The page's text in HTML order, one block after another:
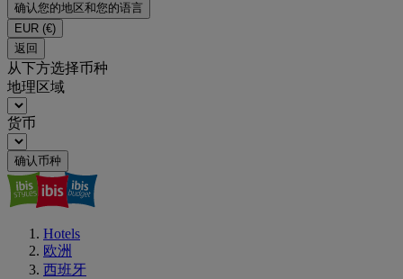
确认您的地区和您的语言
EUR (€)
返回
从下方选择币种
地理区域
货币
确认币种
Hotels
欧洲
西班牙